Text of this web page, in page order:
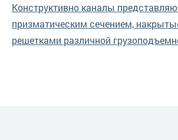
Конструктивно каналы
призматическим сечением,
решетками различной
о Пескоилоотделители лоткового